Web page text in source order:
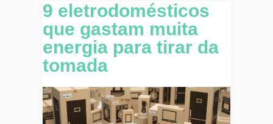
9 eletrodomésticos
que gastam muita
energia para tirar da
tomada